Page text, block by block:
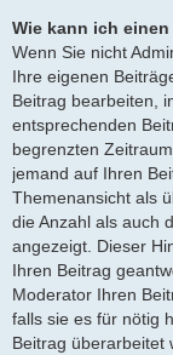
Wie kann ich
Wenn Sie nicht
Ihre eigenen
Beitrag bearbeiten,
entsprechenden
begrenzten
jemand auf Ihren
Themenansicht als
die Anzahl als auch
angezeigt. Dieser
Ihren Beitrag
Moderator Ihren
falls sie es für nötig
Beitrag überarbeitet